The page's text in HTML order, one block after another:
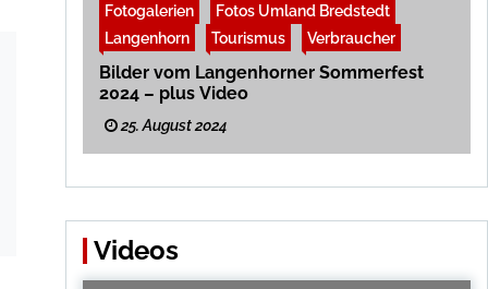
Fotogalerien
Fotos Umland Bredstedt
Langenhorn
Tourismus Verbraucher
Bilder vom Langenhorner Sommerfest
2024 – plus Video
25. August 2024
Videos